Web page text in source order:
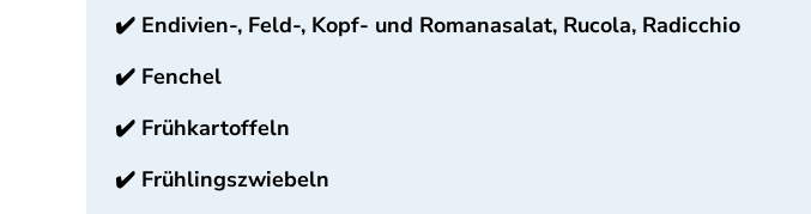
✔️ Endivien-, Feld-, Kopf- und Romanasalat, Rucola, Radicchio
✔️ Fenchel
✔️ Frühkartoffeln
✔️ Frühlingszwiebeln